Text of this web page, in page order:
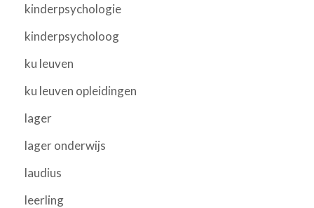
kinderpsychologie
kinderpsycholoog
ku leuven
ku leuven opleidingen
lager
lager onderwijs
laudius
leerling